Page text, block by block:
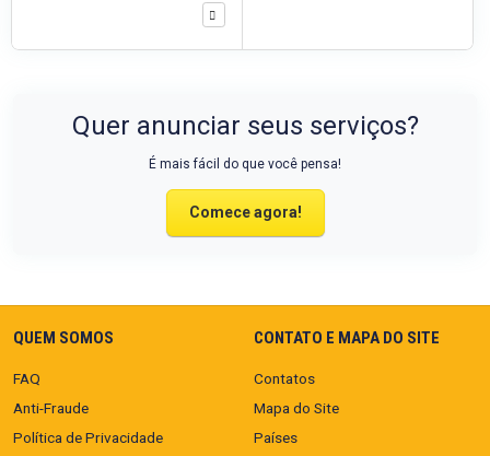
Quer anunciar seus serviços?
É mais fácil do que você pensa!
Comece agora!
QUEM SOMOS
FAQ
Anti-Fraude
Política de Privacidade
CONTATO E MAPA DO SITE
Contatos
Mapa do Site
Países